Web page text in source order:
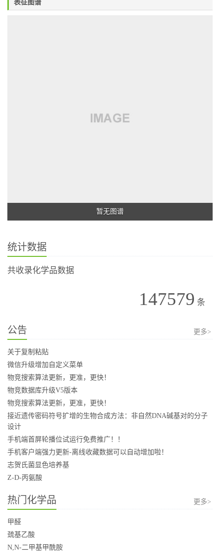
暂无图谱
统计数据
共收录化学品数据
147579 条
公告 更多>
关于复制粘贴
微信升级增加自定义菜单
物竞搜索算法更新，更准，更快！
物竞数据库升级V5版本
物竞搜索算法更新，更准，更快！
接近遗传密码符号扩增的生物合成方法：非自然DNA碱基对的分子
设计
手机端首屏轮播位试运行免费推广！！
手机客户端强力更新-离线收藏数据可以自动增加啦！
志贺氏菌显色培养基
Z-D-丙氨酸
热门化学品 更多>
甲醛
巯基乙酸
N,N-二甲基甲酰胺